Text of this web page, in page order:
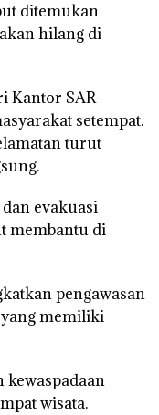
ditemukan
hilang di
Kantor SAR
setempat.
turut
evakuasi
membantu di
pengawasan
memiliki
wisata.